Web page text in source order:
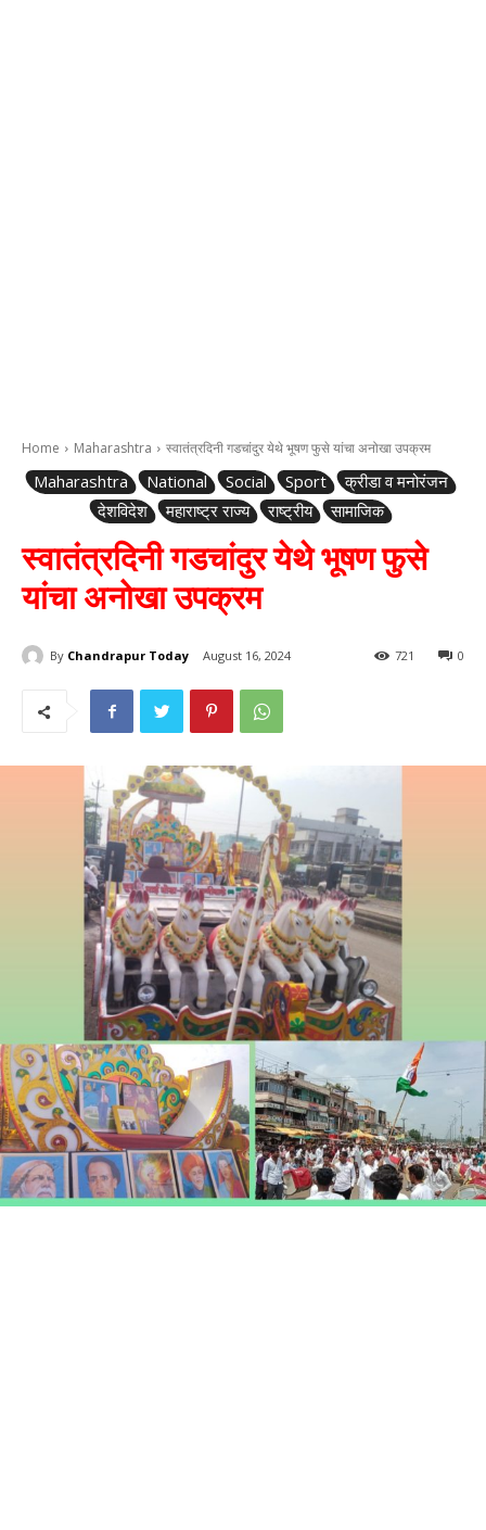
Home Maharashtra स्वातंत्रदिनी गडचांदुर येथे भूषण फुसे यांचा अनोखा उपक्रम
Maharashtra National Social Sport
क्रीडा व मनोरंजन
देशविदेश
महाराष्ट्र राज्य राष्ट्रीय सामाजिक
स्वातंत्रदिनी गडचांदुर येथे भूषण फुसे
यांचा अनोखा उपक्रम
By Chandrapur Today August 16, 2024 0
721